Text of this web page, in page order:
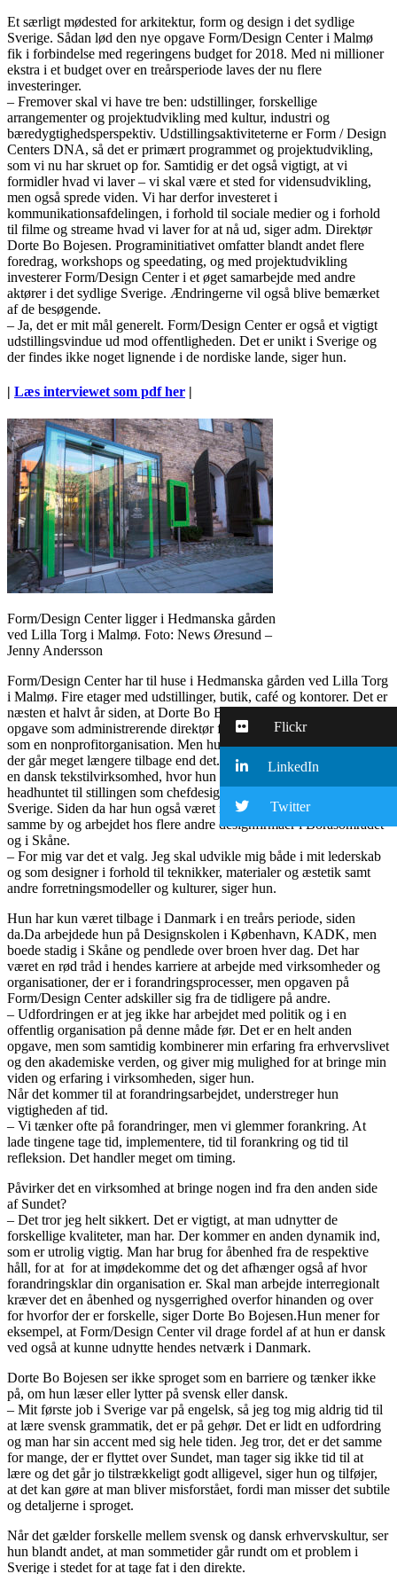
Et særligt mødested for arkitektur, form og design i det sydlige
Sverige. Sådan lød den nye opgave Form/Design Center i Malmø
fik i forbindelse med regeringens budget for 2018. Med ni millioner
ekstra i et budget over en treårsperiode laves der nu flere
investeringer.
– Fremover skal vi have tre ben: udstillinger, forskellige
arrangementer og projektudvikling med kultur, industri og
bæredygtighedsperspektiv. Udstillingsaktiviteterne er Form / Design
Centers DNA, så det er primært programmet og projektudvikling,
som vi nu har skruet op for. Samtidig er det også vigtigt, at vi
formidler hvad vi laver – vi skal være et sted for vidensudvikling,
men også sprede viden. Vi har derfor investeret i
kommunikationsafdelingen, i forhold til sociale medier og i forhold
til filme og streame hvad vi laver for at nå ud, siger adm. Direktør
Dorte Bo Bojesen. Programinitiativet omfatter blandt andet flere
foredrag, workshops og speedating, og med projektudvikling
investerer Form/Design Center i et øget samarbejde med andre
aktører i det sydlige Sverige. Ændringerne vil også blive bemærket
af de besøgende.
– Ja, det er mit mål generelt. Form/Design Center er også et vigtigt
udstillingsvindue ud mod offentligheden. Det er unikt i Sverige og
der findes ikke noget lignende i de nordiske lande, siger hun.
| Læs interviewet som pdf her |
Form/Design Center ligger i Hedmanska gården
ved Lilla Torg i Malmø. Foto: News Øresund –
Jenny Andersson
Form/Design Center har til huse i Hedmanska gården ved Lilla Torg
i Malmø. Fire etager med udstillinger, butik, café og kontorer. Det er
næsten et halvt år siden, at Dorte Bo Bojesen begyndte sin nye
opgave som administrerende direktør for organisationen, der drives
som en nonprofitorganisation. Men hun har en baggrund i Sverige,
der går meget længere tilbage end det. Hun startede sin karriere hos
en dansk tekstilvirksomhed, hvor hun arbejdede i 12 år, før hun blev
headhuntet til stillingen som chefdesigner hos et tekstilfirma i Borås,
Sverige. Siden da har hun også været rektor ved Textilskolen i
samme by og arbejdet hos flere andre designfirmaer i Boråsområdet
og i Skåne.
– For mig var det et valg. Jeg skal udvikle mig både i mit lederskab
og som designer i forhold til teknikker, materialer og æstetik samt
andre forretningsmodeller og kulturer, siger hun.
Hun har kun været tilbage i Danmark i en treårs periode, siden
da.Da arbejdede hun på Designskolen i København, KADK, men
boede stadig i Skåne og pendlede over broen hver dag. Det har
været en rød tråd i hendes karriere at arbejde med virksomheder og
organisationer, der er i forandringsprocesser, men opgaven på
Form/Design Center adskiller sig fra de tidligere på andre.
– Udfordringen er at jeg ikke har arbejdet med politik og i en
offentlig organisation på denne måde før. Det er en helt anden
opgave, men som samtidig kombinerer min erfaring fra erhvervslivet
og den akademiske verden, og giver mig mulighed for at bringe min
viden og erfaring i virksomheden, siger hun.
Når det kommer til at forandringsarbejdet, understreger hun
vigtigheden af ​​tid.
– Vi tænker ofte på forandringer, men vi glemmer forankring. At
lade tingene tage tid, implementere, tid til forankring og tid til
refleksion. Det handler meget om timing.
Påvirker det en virksomhed at bringe nogen ind fra den anden side
af Sundet?
– Det tror jeg helt sikkert. Det er vigtigt, at man udnytter de
forskellige kvaliteter, man har. Der kommer en anden dynamik ind,
som er utrolig vigtig. Man har brug for åbenhed fra de respektive
håll, for at for at imødekomme det og det afhænger også af hvor
forandringsklar din organisation er. Skal man arbejde interregionalt
kræver det en åbenhed og nysgerrighed overfor hinanden og over
for hvorfor der er forskelle, siger Dorte Bo Bojesen.Hun mener for
eksempel, at Form/Design Center vil drage fordel af at hun er dansk
ved også at kunne udnytte hendes netværk i Danmark.
Dorte Bo Bojesen ser ikke sproget som en barriere og tænker ikke
på, om hun læser eller lytter på svensk eller dansk.
– Mit første job i Sverige var på engelsk, så jeg tog mig aldrig tid til
at lære svensk grammatik, det er på gehør. Det er lidt en udfordring
og man har sin accent med sig hele tiden. Jeg tror, ​​det er det samme
for mange, der er flyttet over Sundet, man tager sig ikke tid til at
lære og det går jo tilstrækkeligt godt alligevel, siger hun og tilføjer,
at det kan gøre at man bliver misforstået, fordi man misser det subtile
og detaljerne i sproget.
Når det gælder forskelle mellem svensk og dansk erhvervskultur, ser
hun blandt andet, at man sommetider går rundt om et problem i
Sverige i stedet for at tage fat i den direkte.
Flickr
LinkedIn
Twitter